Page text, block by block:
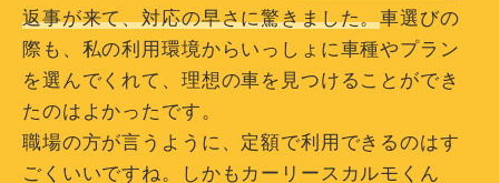
返事が来て、対応の早さに驚きました。車選びの
際も、私の利用環境からいっしょに車種やプラン
を選んでくれて、理想の車を見つけることができ
たのはよかったです。
職場の方が言うように、定額で利用できるのはす
ごくいいですね。しかもカーリースカルモくん